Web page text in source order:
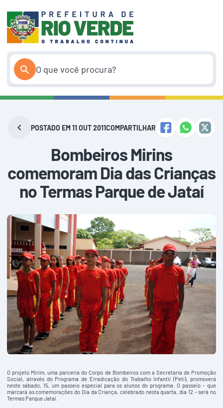
conteúdo
POSTADO EM 11 OUT 2011COMPARTILHAR
Bombeiros Mirins
comemoram Dia das Crianças
no Termas Parque de Jataí
O projeto Mirim, uma parceria do Corpo de Bombeiros com a Secretaria de Promoção
Social, através do Programa de Erradicação do Trabalho Infantil (Peti), promoverá
neste sábado, 15, um passeio especial para os alunos do programa. O passeio – que
marcará as comemorações do Dia da Criança, celebrado nesta quarta, dia 12 – será no
Termas Parque Jataí.